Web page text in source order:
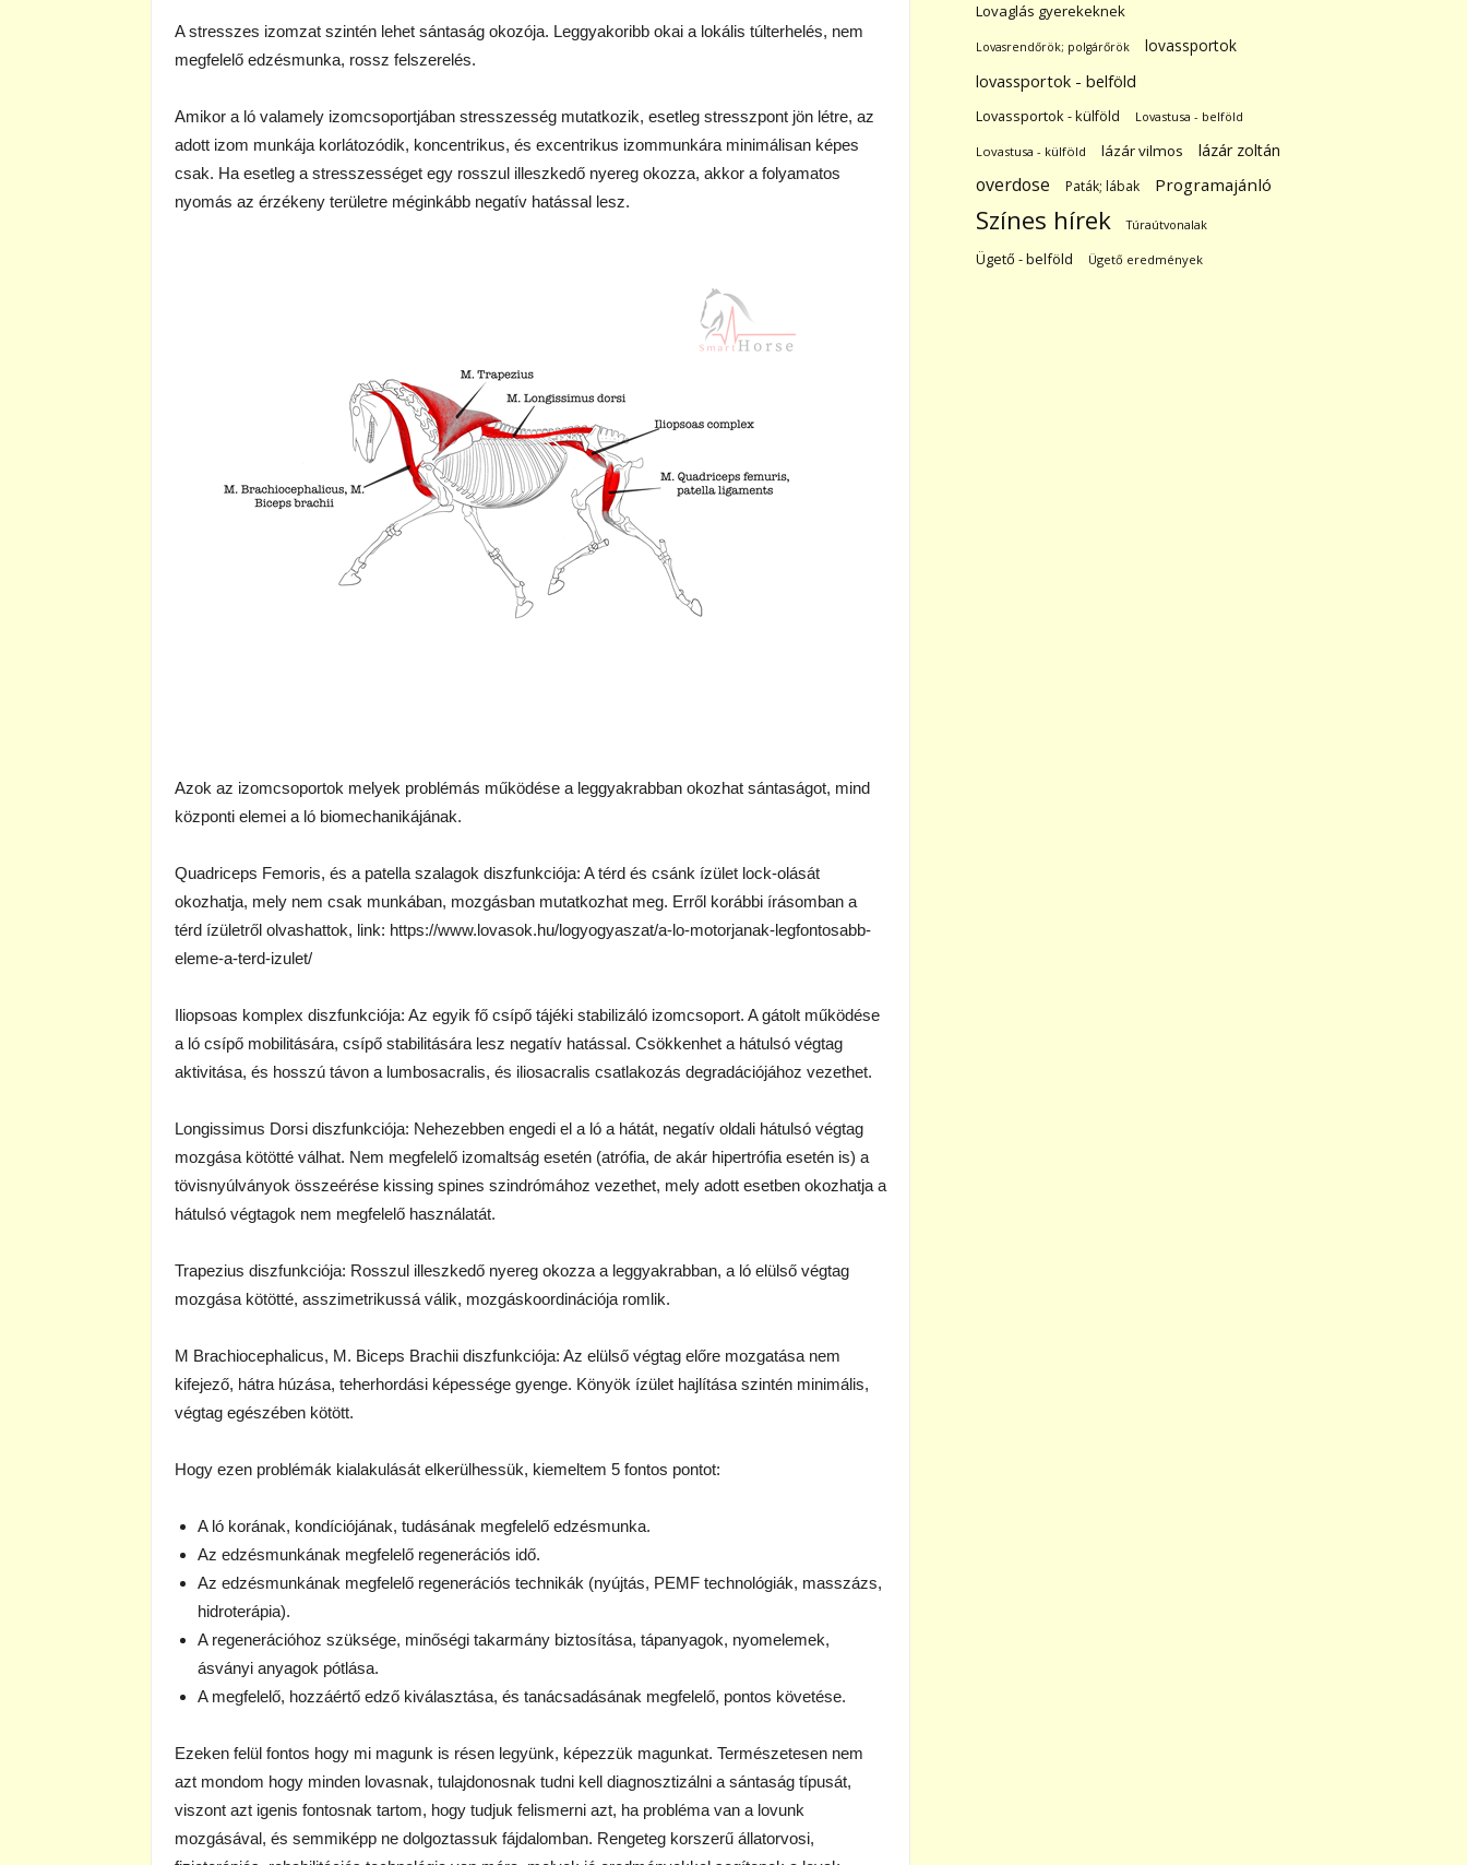
A stresszes izomzat szintén lehet sántaság okozója. Leggyakoribb okai a lokális túlterhelés, nem
megfelelő edzésmunka, rossz felszerelés.
Amikor a ló valamely izomcsoportjában stresszesség mutatkozik, esetleg stresszpont jön létre, az
adott izom munkája korlátozódik, koncentrikus, és excentrikus izommunkára minimálisan képes
csak. Ha esetleg a stresszességet egy rosszul illeszkedő nyereg okozza, akkor a folyamatos
nyomás az érzékeny területre méginkább negatív hatással lesz.
Azok az izomcsoportok melyek problémás működése a leggyakrabban okozhat sántaságot, mind
központi elemei a ló biomechanikájának.
Quadriceps Femoris, és a patella szalagok diszfunkciója: A térd és csánk ízület lock-olását
okozhatja, mely nem csak munkában, mozgásban mutatkozhat meg. Erről korábbi írásomban a
térd ízületről olvashattok, link: https://www.lovasok.hu/logyogyaszat/a-lo-motorjanak-legfontosabb-
eleme-a-terd-izulet/
Iliopsoas komplex diszfunkciója: Az egyik fő csípő tájéki stabilizáló izomcsoport. A gátolt működése
a ló csípő mobilitására, csípő stabilitására lesz negatív hatással. Csökkenhet a hátulsó végtag
aktivitása, és hosszú távon a lumbosacralis, és iliosacralis csatlakozás degradációjához vezethet.
Longissimus Dorsi diszfunkciója: Nehezebben engedi el a ló a hátát, negatív oldali hátulsó végtag
mozgása kötötté válhat. Nem megfelelő izomaltság esetén (atrófia, de akár hipertrófia esetén is) a
tövisnyúlványok összeérése kissing spines szindrómához vezethet, mely adott esetben okozhatja a
hátulsó végtagok nem megfelelő használatát.
Trapezius diszfunkciója: Rosszul illeszkedő nyereg okozza a leggyakrabban, a ló elülső végtag
mozgása kötötté, asszimetrikussá válik, mozgáskoordinációja romlik.
M Brachiocephalicus, M. Biceps Brachii diszfunkciója: Az elülső végtag előre mozgatása nem
kifejező, hátra húzása, teherhordási képessége gyenge. Könyök ízület hajlítása szintén minimális,
végtag egészében kötött.
Hogy ezen problémák kialakulását elkerülhessük, kiemeltem 5 fontos pontot:
A ló korának, kondíciójának, tudásának megfelelő edzésmunka.
Az edzésmunkának megfelelő regenerációs idő.
Az edzésmunkának megfelelő regenerációs technikák (nyújtás, PEMF technológiák, masszázs,
hidroterápia).
A regenerációhoz szüksége, minőségi takarmány biztosítása, tápanyagok, nyomelemek,
ásványi anyagok pótlása.
A megfelelő, hozzáértő edző kiválasztása, és tanácsadásának megfelelő, pontos követése.
Ezeken felül fontos hogy mi magunk is résen legyünk, képezzük magunkat. Természetesen nem
azt mondom hogy minden lovasnak, tulajdonosnak tudni kell diagnosztizálni a sántaság típusát,
viszont azt igenis fontosnak tartom, hogy tudjuk felismerni azt, ha probléma van a lovunk
mozgásával, és semmiképp ne dolgoztassuk fájdalomban. Rengeteg korszerű állatorvosi,
Lovaglás gyerekeknek
Lovasrendőrök; polgárőrök
lovassportok
lovassportok - belföld
Lovassportok - külföld Lovastusa - belföld
Lovastusa - külföld lázár vilmos lázár zoltán
overdose Paták; lábak Programajánló
Színes hírek Túraútvonalak
Ügető - belföld Ügető eredmények